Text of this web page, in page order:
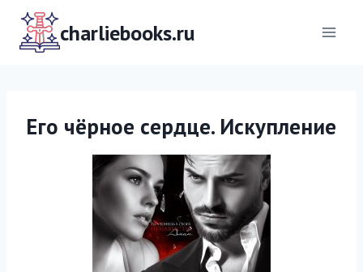
Перейти
содержимомуcharliebooks.ru
Его чёрное сердце. Искупление